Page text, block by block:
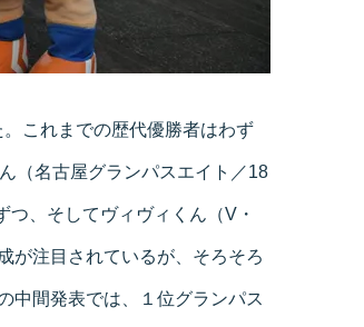
これまでの歴代優勝者はわず
（名古屋グランパスエイト／18
、そしてヴィヴィくん（V・
が注目されているが、そろそろ
中間発表では、１位グランパス